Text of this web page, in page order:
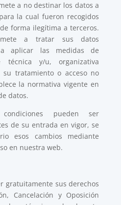
a no destinar los datos a
la cual fueron recogidos
forma ilegítima a terceros.
a tratar sus datos
a aplicar las medidas de
técnica y/u, organizativa
su tratamiento o acceso no
la normativa vigente en
datos.
pueden ser
de su entrada en vigor, se
esos cambios mediante
en nuestra web.
gratuitamente sus derechos
Cancelación y Oposición